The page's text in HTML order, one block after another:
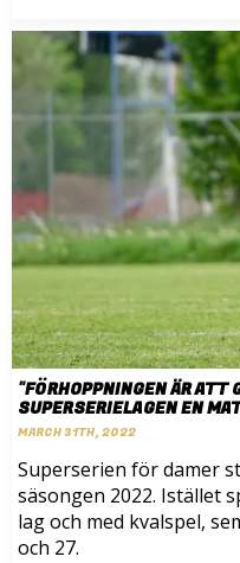
"FÖRHOPPNINGEN ÄR ATT
SUPERSERIELAGEN EN
MARCH 31TH, 2022
Superserien för damer
säsongen 2022. Istället
lag och med kvalspel,
och 27.